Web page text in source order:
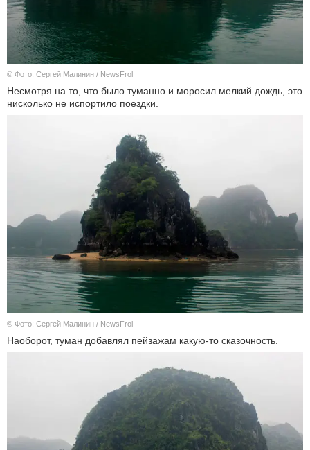
© Фото: Сергей Малинин / NewsFrol
Несмотря на то, что было туманно и моросил мелкий дождь, это
нисколько не испортило поездки.
© Фото: Сергей Малинин / NewsFrol
Наоборот, туман добавлял пейзажам какую-то сказочность.